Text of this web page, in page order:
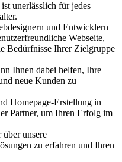
unerlässlich für jedes
und Entwicklern
Webseite,
Bedürfnisse Ihrer Zielgruppe
Ihnen dabei helfen, Ihre
neue Kunden zu
Homepage-Erstellung in
Partner, um Ihren Erfolg im
unsere
zu erfahren und Ihren